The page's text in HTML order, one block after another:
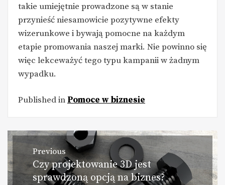
takie umiejętnie prowadzone są w stanie
przynieść niesamowicie pozytywne efekty
wizerunkowe i bywają pomocne na każdym
etapie promowania naszej marki. Nie powinno się
więc lekceważyć tego typu kampanii w żadnym
wypadku.
Published in Pomoce w biznesie
Nawigacja
wpisu
Previous
Previous
post:
Czy projektowanie 3D jest
sprawdzoną opcją na biznes?